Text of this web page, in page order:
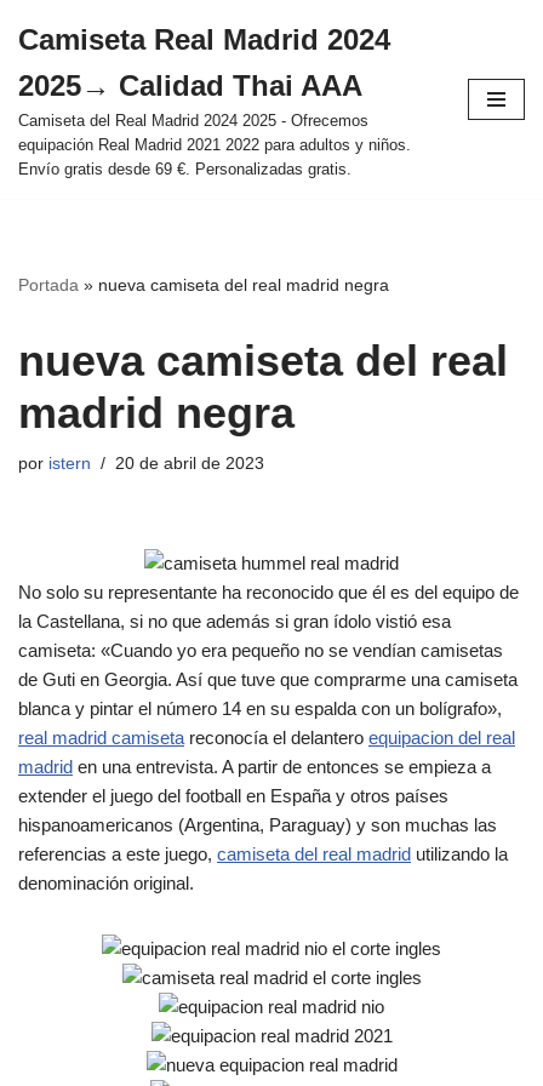
al
contenido
Camiseta Real Madrid 2024
2025→ Calidad Thai AAA
Camiseta del Real Madrid 2024 2025 - Ofrecemos
equipación Real Madrid 2021 2022 para adultos y niños.
Envío gratis desde 69 €. Personalizadas gratis.
Portada » nueva camiseta del real madrid negra
nueva camiseta del real
madrid negra
por istern 20 de abril de 2023
No solo su representante ha reconocido que él es del equipo de
la Castellana, si no que además si gran ídolo vistió esa
camiseta: «Cuando yo era pequeño no se vendían camisetas
de Guti en Georgia. Así que tuve que comprarme una camiseta
blanca y pintar el número 14 en su espalda con un bolígrafo»,
real madrid camiseta reconocía el delantero equipacion del real
madrid en una entrevista. A partir de entonces se empieza a
extender el juego del football en España y otros países
hispanoamericanos (Argentina, Paraguay) y son muchas las
referencias a este juego, camiseta del real madrid utilizando la
denominación original.